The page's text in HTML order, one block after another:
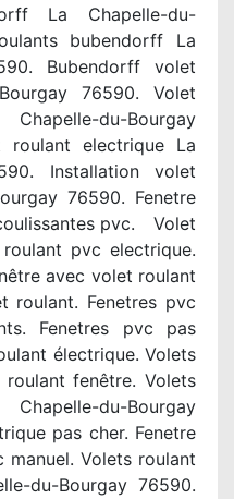
La Chapelle-du-
bubendorff La
Bubendorff volet
76590. Volet
du-Bourgay
roulant electrique La
Installation volet
76590. Fenetre
pvc. Volet
pvc electrique.
avec volet roulant
roulant. Fenetres pvc
Fenetres pvc pas
électrique. Volets
fenêtre. Volets
du-Bourgay
pas cher. Fenetre
Volets roulant
du-Bourgay 76590.